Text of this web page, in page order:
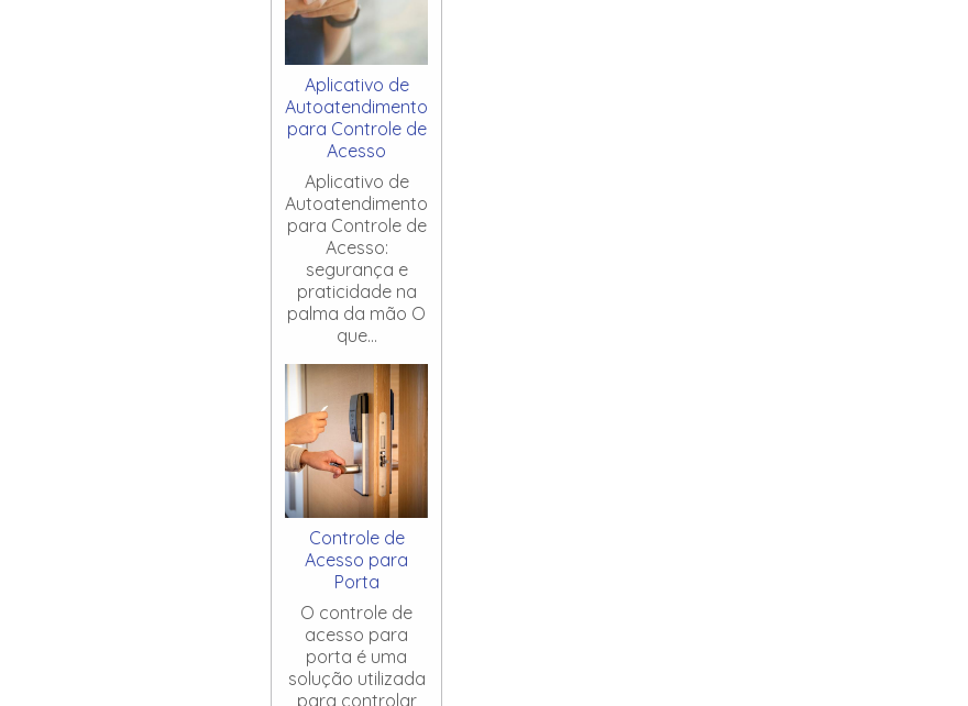
Aplicativo de
Autoatendimento
para Controle de
Acesso
Aplicativo de
Autoatendimento
para Controle de
Acesso:
segurança e
praticidade na
palma da mão O
que...
Controle de
Acesso para
Porta
O controle de
acesso para
porta é uma
solução utilizada
para controlar